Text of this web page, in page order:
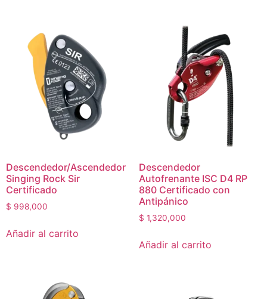
Descendedor/Ascendedor
Singing Rock Sir
Certificado
$ 998,000
Añadir al carrito
Descendedor
Autofrenante ISC D4 RP
880 Certificado con
Antipánico
$ 1,320,000
Añadir al carrito